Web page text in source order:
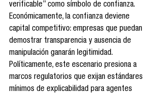
verificable” como símbolo de confianza.
Económicamente, la confianza deviene
capital competitivo: empresas que puedan
demostrar transparencia y ausencia de
manipulación ganarán legitimidad.
Políticamente, este escenario presiona a
marcos regulatorios que exijan estándares
mínimos de explicabilidad para agentes